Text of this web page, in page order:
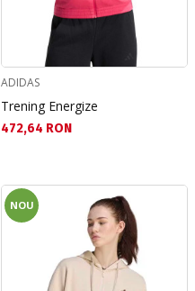
ADIDAS
Trening Energize
Текуща цена:
472,64 RON
NOU